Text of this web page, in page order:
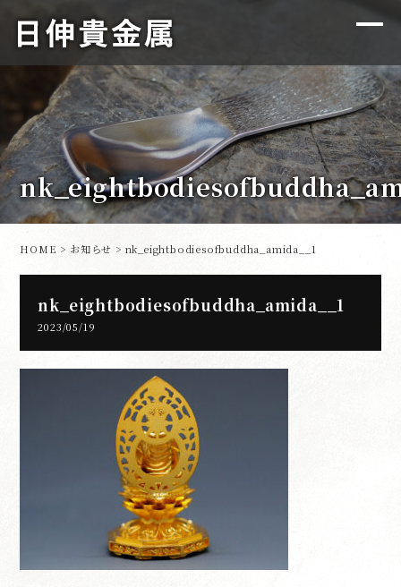
HOME > お知らせ > nk_eightbodiesofbuddha_amida__1
nk_eightbodiesofbuddha_amida__1
2023/05/19